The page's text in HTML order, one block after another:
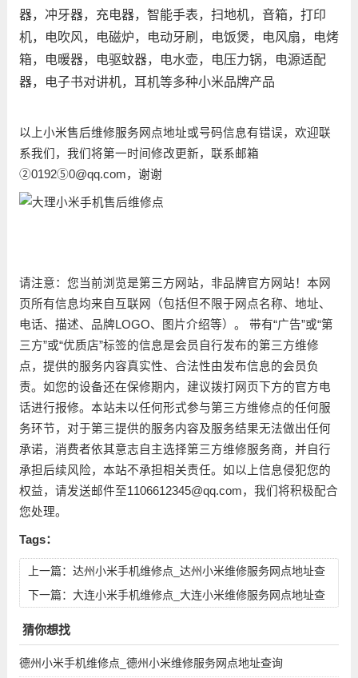
器，冲牙器，充电器，智能手表，扫地机，音箱，打印
机，电吹风，电磁炉，电动牙刷，电饭煲，电风扇，电烤
箱，电暖器，电驱蚊器，电水壶，电压力锅，电源适配
器，电子书对讲机，耳机等多种小米品牌产品
以上小米售后维修服务网点地址或号码信息有错误，欢迎联
系我们，我们将第一时间修改更新，联系邮箱
②0192⑤0@qq.com，谢谢
请注意：您当前浏览是第三方网站，非品牌官方网站！本网
页所有信息均来自互联网（包括但不限于网点名称、地址、
电话、描述、品牌LOGO、图片介绍等）。 带有“广告”或“第
三方”或“优质店”标签的信息是会员自行发布的第三方维修
点，提供的服务内容真实性、合法性由发布信息的会员负
责。如您的设备还在保修期内，建议拨打网页下方的官方电
话进行报修。本站未以任何形式参与第三方维修点的任何服
务环节，对于第三提供的服务内容及服务结果无法做出任何
承诺，消费者依其意志自主选择第三方维修服务商，并自行
承担后续风险，本站不承担相关责任。如以上信息侵犯您的
权益，请发送邮件至1106612345@qq.com，我们将积极配合
您处理。
Tags：
上一篇： 达州小米手机维修点_达州小米维修服务网点地址查
询
下一篇： 大连小米手机维修点_大连小米维修服务网点地址查
猜你想找
德州小米手机维修点_德州小米维修服务网点地址查询